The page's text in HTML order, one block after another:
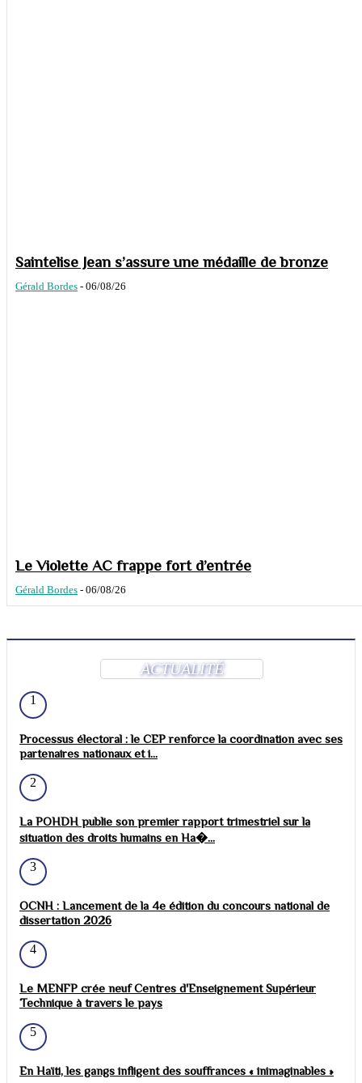
Saintelise Jean s’assure une médaille de bronze
Gérald Bordes - 06/08/26
Le Violette AC frappe fort d’entrée
Gérald Bordes - 06/08/26
ACTUALITÉ
1
Processus électoral : le CEP renforce la coordination avec ses
partenaires nationaux et i...
2
La POHDH publie son premier rapport trimestriel sur la
situation des droits humains en Ha�...
3
OCNH : Lancement de la 4e édition du concours national de
dissertation 2026
4
Le MENFP crée neuf Centres d'Enseignement Supérieur
Technique à travers le pays
5
En Haïti, les gangs infligent des souffrances « inimaginables »